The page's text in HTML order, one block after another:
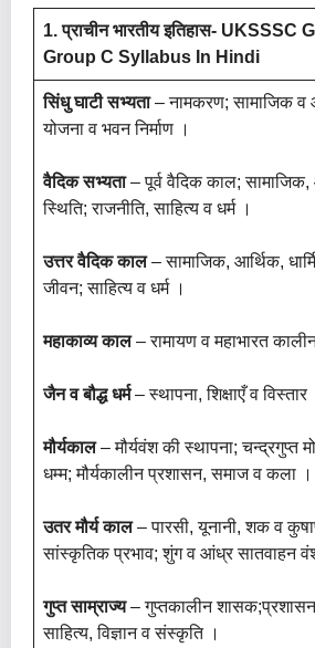
1. प्राचीन भारतीय इतिहास- UKSSSC
Group C Syllabus In Hindi
सिंधु घाटी सभ्यता– नामकरण; सामाजिक व
योजना व भवन निर्माण ।
वैदिक सभ्यता– पूर्व वैदिक काल; सामाजिक,
स्थिति; राजनीति, साहित्य व धर्म ।
उत्तर वैदिक काल– सामाजिक, आर्थिक,
जीवन; साहित्य व धर्म ।
महाकाव्य काल– रामायण व महाभारत
जैन व बौद्ध धर्म– स्थापना, शिक्षाएँ व विस्तार
मौर्यकाल– मौर्यवंश की स्थापना; चन्द्रगुप्त
धम्म; मौर्यकालीन प्रशासन, समाज व कला ।
उतर मौर्य काल– पारसी, यूनानी, शक व
सांस्कृतिक प्रभाव; शुंग व आंध्र सातवाहन
गुप्त साम्राज्य– गुप्तकालीन
साहित्य, विज्ञान व संस्कृति ।